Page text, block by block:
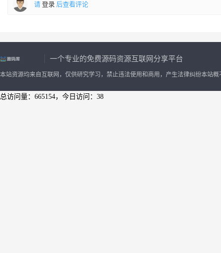
请 登录 后查看评论
一个专业的免费源码资源互联网分享平台
本站资源均来自互联网，仅供研究学习，禁止违法使用和商用，产生法律纠纷本站
总访问量：665154，今日访问：38